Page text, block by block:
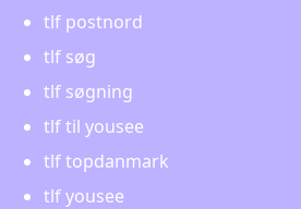
tlf postnord
tlf søg
tlf søgning
tlf til yousee
tlf topdanmark
tlf yousee